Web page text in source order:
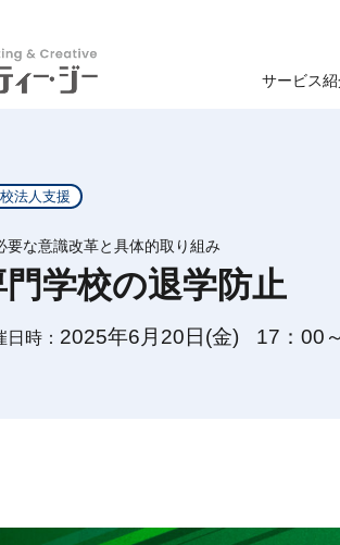
サービス
学生募集
企業理念
法人支援
要な意識改革と具体的取り組み
門学校の退学防止
日時： 2025年6月20日(金) 17：00